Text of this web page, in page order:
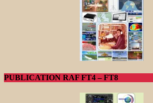
PUBLICATION RAF FT4 – FT8